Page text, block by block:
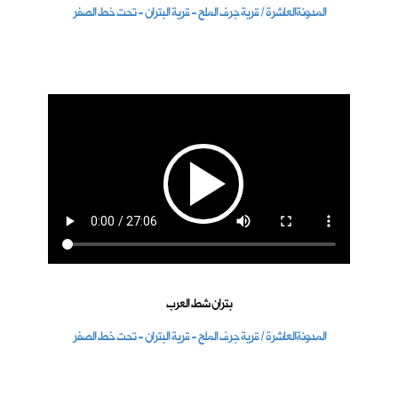
المدونةالعاشرة / قرية جرف الملح - قرية البتران - تحت خط الصفر
بتران شط العرب
المدونةالعاشرة / قرية جرف الملح - قرية البتران - تحت خط الصفر